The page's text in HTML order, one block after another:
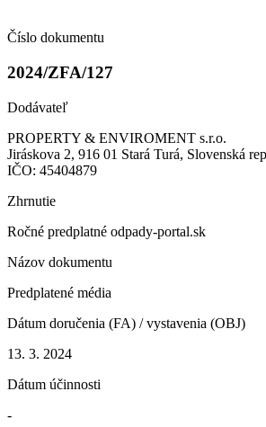
Číslo dokumentu
2024/ZFA/127
Dodávateľ
PROPERTY & ENVIROMENT s.r.o.
Jiráskova 2, 916 01 Stará Turá, Slovenská
IČO: 45404879
Zhrnutie
Ročné predplatné odpady-portal.sk
Názov dokumentu
Predplatené média
Dátum doručenia (FA) / vystavenia (OBJ)
13. 3. 2024
Dátum účinnosti
-